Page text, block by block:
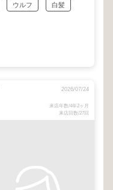
ウルフ 白髪
2026/07/24
来店年数/4年2ヶ月
来店回数/27回